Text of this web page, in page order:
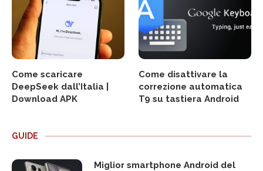
Come scaricare
DeepSeek dall’Italia |
Download APK
Come disattivare la
correzione automatica
T9 su tastiera Android
GUIDE
Miglior smartphone Android del